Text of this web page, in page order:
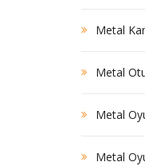
Metal
Metal
Metal
Metal